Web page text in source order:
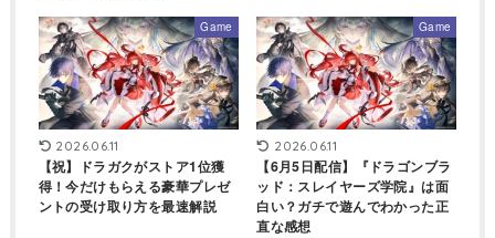
Game
2026.06.11
【祝】ドラガクがストア1位獲
得！今だけもらえる豪華プレゼ
ントの受け取り方を最速解説
Game
2026.06.11
【6月5日配信】『ドラゴンブラ
ッド：スレイヤーズ学院』は面
白い？ガチで遊んでわかった正
直な感想